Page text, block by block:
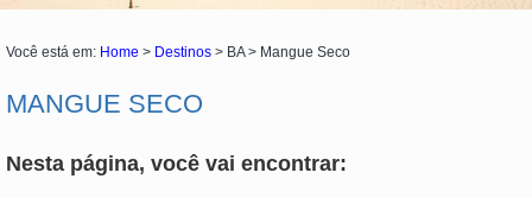
Você está em: Home > Destinos > BA > Mangue Seco
MANGUE SECO
Nesta página, você vai encontrar: